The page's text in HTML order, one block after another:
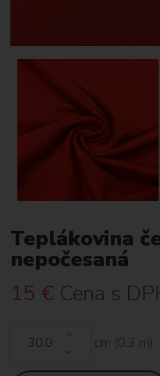
Teplákovina
nepočesaná
15 € Cena s
cm (0.3 m)